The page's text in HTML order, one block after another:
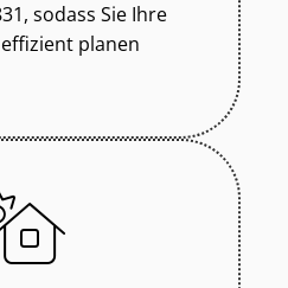
sodass Sie Ihre
planen